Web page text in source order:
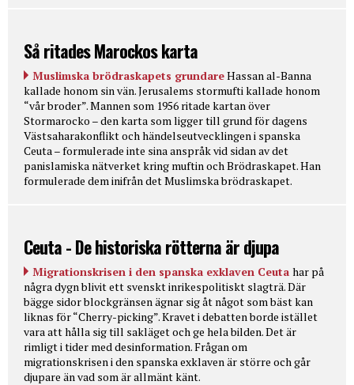
Så ritades Marockos karta
Muslimska brödraskapets grundareHassan al-Banna
kallade honom sin vän. Jerusalems stormufti kallade honom
“vår broder”. Mannen som 1956 ritade kartan över
Stormarocko – den karta som ligger till grund för dagens
Västsaharakonflikt och händelseutvecklingen i spanska
Ceuta – formulerade inte sina anspråk vid sidan av det
panislamiska nätverket kring muftin och Brödraskapet. Han
formulerade dem inifrån det Muslimska brödraskapet.
Ceuta - De historiska rötterna är djupa
Migrationskrisen i den spanska exklaven Ceuta har på
några dygn blivit ett svenskt inrikespolitiskt slagträ. Där
bägge sidor blockgränsen ägnar sig åt något som bäst kan
liknas för “Cherry-picking”. Kravet i debatten borde istället
vara att hålla sig till sakläget och ge hela bilden. Det är
rimligt i tider med desinformation. Frågan om
migrationskrisen i den spanska exklaven är större och går
djupare än vad som är allmänt känt.